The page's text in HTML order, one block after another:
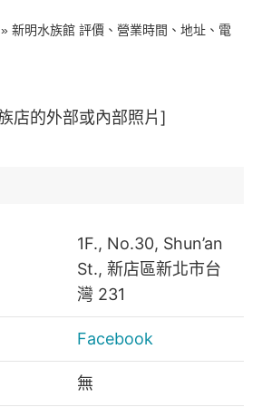
» 新明水族館 評價、營業時間、地址、電
1F., No.30, Shun’an
St., 新店區新北市台
灣 231
Facebook
無